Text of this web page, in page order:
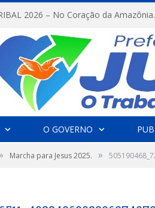
O GOVERNO
Marcha para Jesus 2025. »